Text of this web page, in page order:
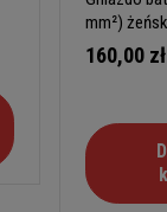
mm²)
zmienną
160,00 zł